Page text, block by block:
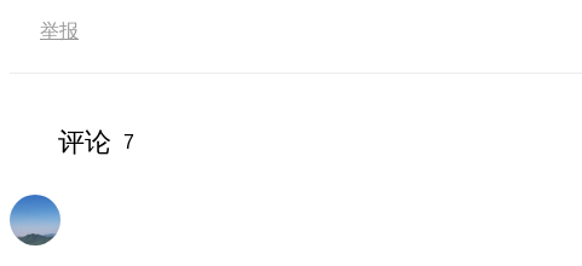
举报
评论 7